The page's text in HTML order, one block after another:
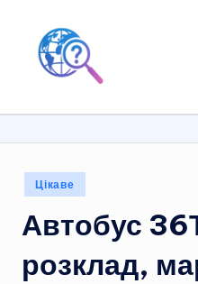
Перейти
Опубліковано
у
Цікаве
Автобус
розклад,